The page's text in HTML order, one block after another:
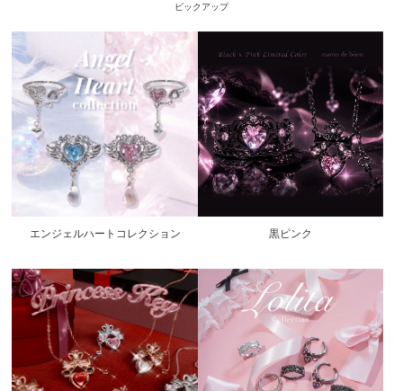
ピックアップ
エンジェルハートコレクション 黒ピンク